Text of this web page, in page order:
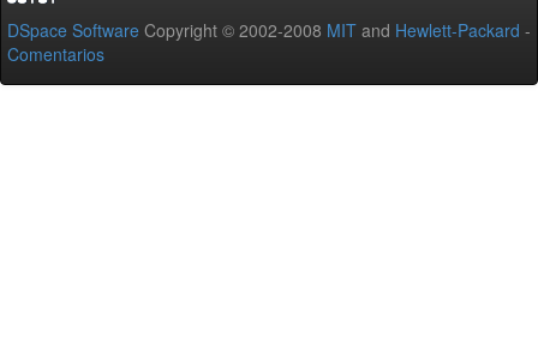
DSpace Software Copyright © 2002-2008 MIT and Hewlett-Packard -
Comentarios